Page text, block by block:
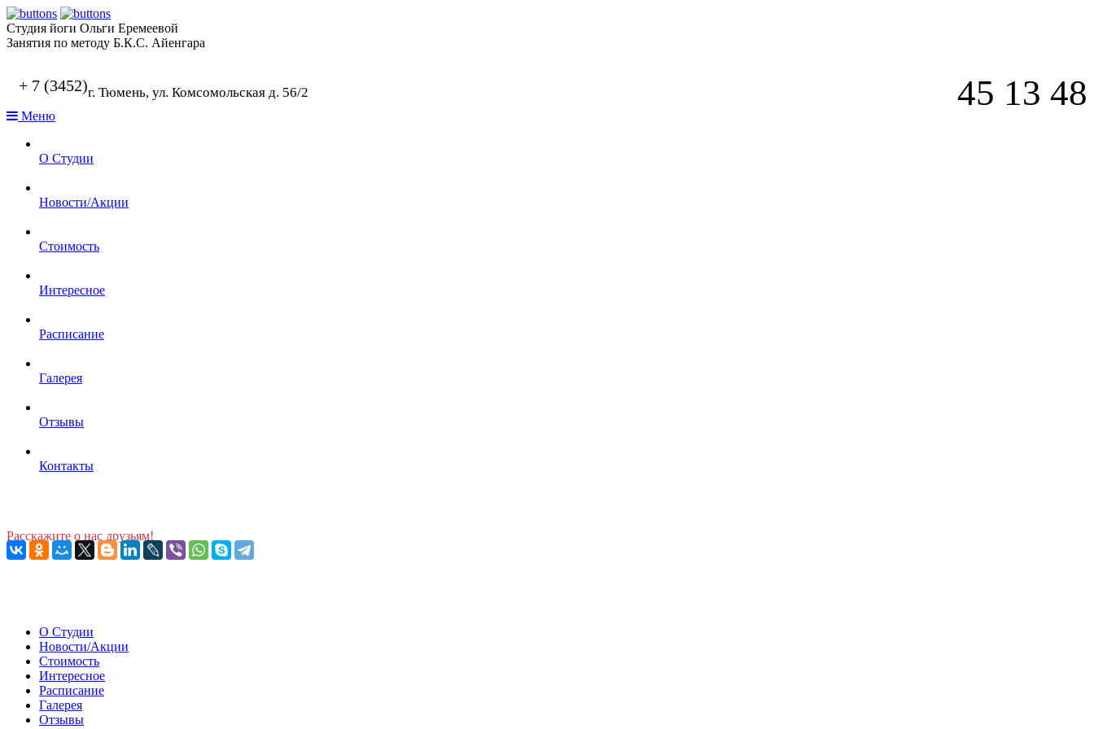
Студия йоги Ольги Еремеевой
Занятия по методу Б.К.С. Айенгара
+ 7 (3452) 45 13 48
г. Тюмень, ул. Комсомольская д. 56/2
Меню
О Студии
Новости/Акции
Стоимость
Интересное
Расписание
Галерея
Отзывы
Контакты
Расскажите о нас друзьям!
О Студии
Новости/Акции
Стоимость
Интересное
Расписание
Галерея
Отзывы